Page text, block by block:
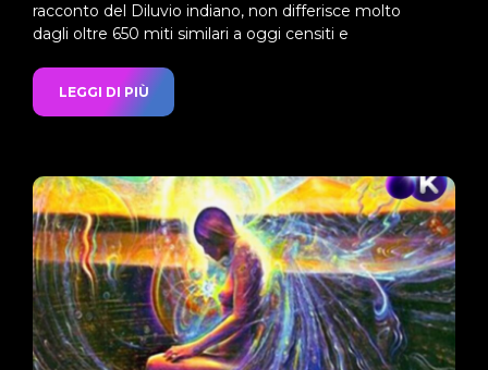
racconto del Diluvio indiano, non differisce molto
dagli oltre 650 miti similari a oggi censiti e
LEGGI DI PIÙ